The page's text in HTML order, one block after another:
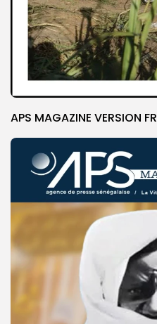
APS MAGAZINE VERSION FR